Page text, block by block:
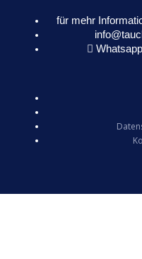
für mehr